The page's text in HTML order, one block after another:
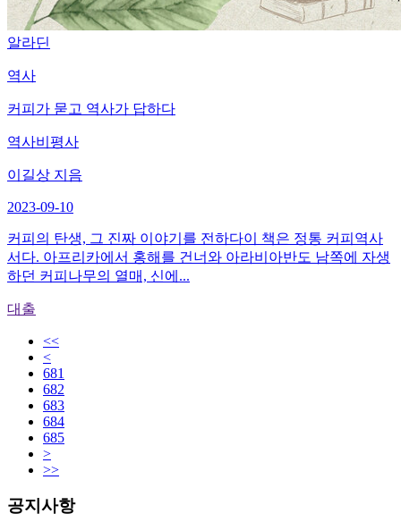
알라딘
역사
커피가 묻고 역사가 답하다
역사비평사
이길상 지음
2023-09-10
커피의 탄생, 그 진짜 이야기를 전하다이 책은 정통 커피역사
서다. 아프리카에서 홍해를 건너와 아라비아반도 남쪽에 자생
하던 커피나무의 열매, 신에...
대출
<<
<
681
682
683
684
685
>
>>
공지사항